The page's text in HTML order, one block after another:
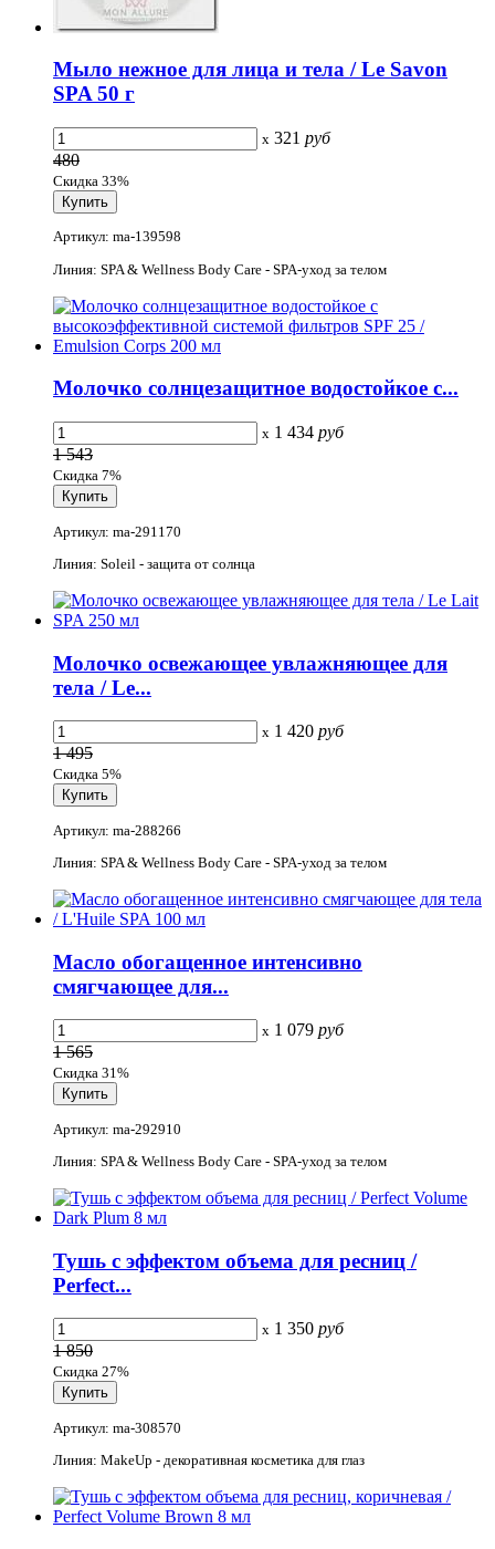
Мыло нежное для лица и тела / Le Savon
SPA 50 г
x 321 руб
480
Скидка 33%
Артикул: ma-139598
Линия: SPA & Wellness Body Care - SPA-уход за телом
Молочко солнцезащитное водостойкое с...
x 1 434 руб
1 543
Скидка 7%
Артикул: ma-291170
Линия: Soleil - защита от солнца
Молочко освежающее увлажняющее для
тела / Le...
x 1 420 руб
1 495
Скидка 5%
Артикул: ma-288266
Линия: SPA & Wellness Body Care - SPA-уход за телом
Масло обогащенное интенсивно
смягчающее для...
x 1 079 руб
1 565
Скидка 31%
Артикул: ma-292910
Линия: SPA & Wellness Body Care - SPA-уход за телом
Тушь с эффектом объема для ресниц /
Perfect...
x 1 350 руб
1 850
Скидка 27%
Артикул: ma-308570
Линия: MakeUp - декоративная косметика для глаз